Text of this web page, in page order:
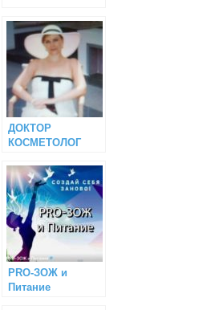
ДОКТОР
КОСМЕТОЛОГ
PRO-ЗОЖ и
Питание